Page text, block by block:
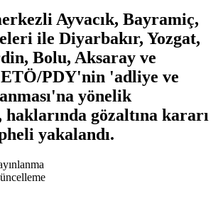
Ayvacık, Bayramiç,
ile Diyarbakır, Yozgat,
Bolu, Aksaray ve
PDY'nin 'adliye ve
yönelik
haklarında gözaltına kararı
yakalandı.